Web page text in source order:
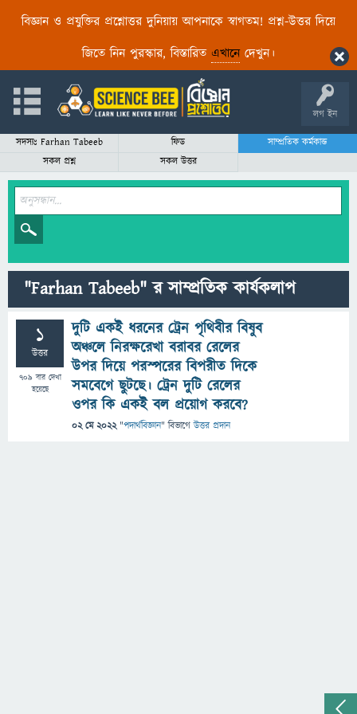
বিজ্ঞান ও প্রযুক্তির প্রশ্নোত্তর দুনিয়ায় আপনাকে স্বাগতম! প্রশ্ন-উত্তর দিয়ে
জিতে নিন পুরস্কার, বিস্তারিত এখানেদেখুন।
লগ ইন
সদস্যঃ Farhan Tabeeb ফিড
সাম্প্রতিক কর্মকান্ড
সকল প্রশ্ন
সকল উত্তর
"Farhan Tabeeb" র সাম্প্রতিক কার্যকলাপ
1
উত্তর
709 বার দেখা
হয়েছে
দুটি একই ধরনের ট্রেন পৃথিবীর বিষুব
অঞ্চলে নিরক্ষরেখা বরাবর রেলের
উপর দিয়ে পরস্পরের বিপরীত দিকে
সমবেগে ছুটছে। ট্রেন দুটি রেলের
ওপর কি একই বল প্রয়োগ করবে?
02 মে 2022 "পদার্থবিজ্ঞান" বিভাগে উত্তর প্রদান